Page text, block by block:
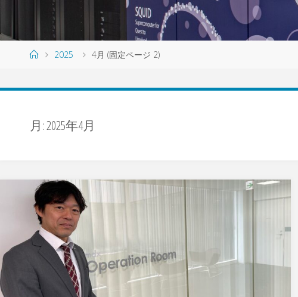
ホ
2025 4月 (固定ページ 2)
月:2025年4月